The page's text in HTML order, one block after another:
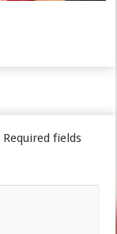
Required fields